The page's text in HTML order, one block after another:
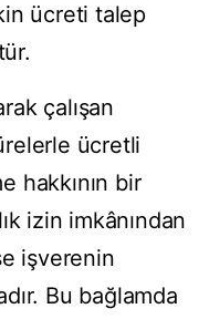
ücreti talep
çalışan
ücretli
hakkının bir
izin imkânından
işverenin
Bu bağlamda